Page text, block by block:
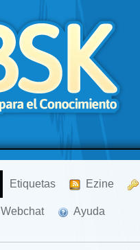
Etiquetas Ezine
Webchat Ayuda